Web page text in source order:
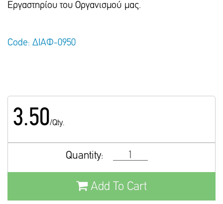
Εργαστηρίου του Οργανισμού μας.
Code: ΔΙΑΦ-0950
3.50/Qty.
Quantity:
Add To Cart